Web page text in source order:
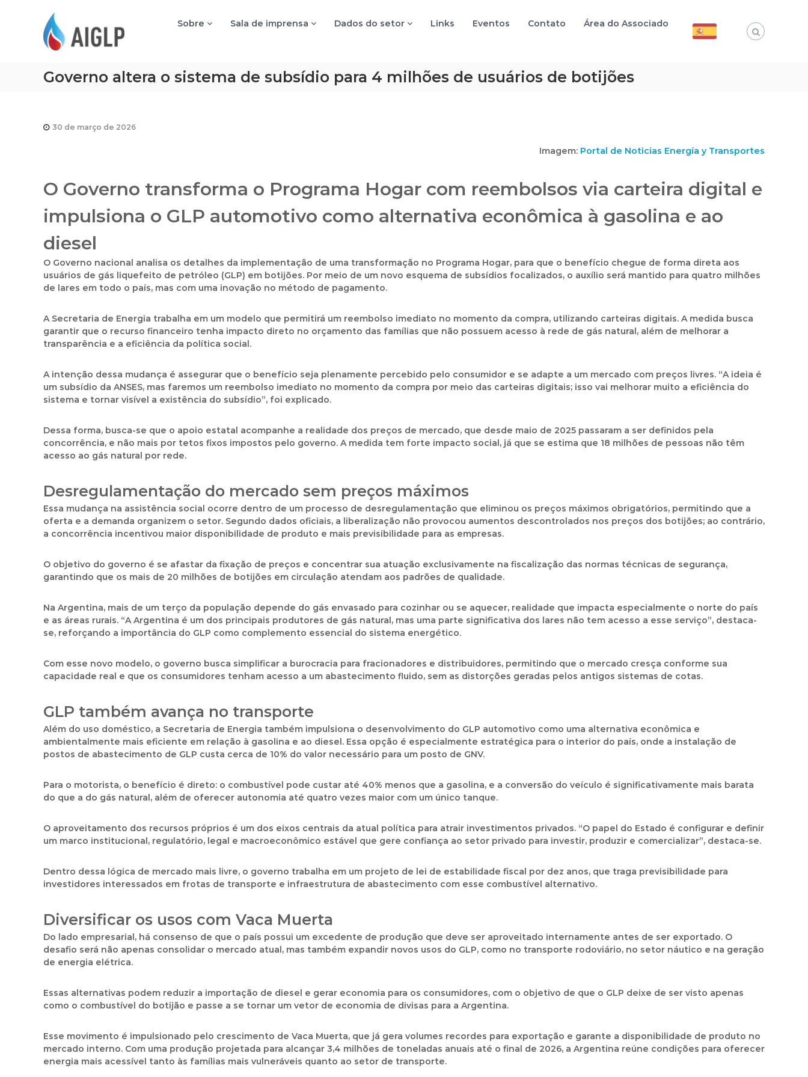
Sobre Sala de imprensa Dados do setor Links Eventos Contato Área do Associado
Governo altera o sistema de subsídio para 4 milhões de usuários de botijões
30 de março de 2026
Imagem: Portal de Noticias Energía y Transportes
O Governo transforma o Programa Hogar com reembolsos via carteira digital e
impulsiona o GLP automotivo como alternativa econômica à gasolina e ao
diesel
O Governo nacional analisa os detalhes da implementação de uma transformação no Programa Hogar, para que o benefício chegue de forma direta aos
usuários de gás liquefeito de petróleo (GLP) em botijões. Por meio de um novo esquema de subsídios focalizados, o auxílio será mantido para quatro milhões
de lares em todo o país, mas com uma inovação no método de pagamento.
A Secretaria de Energia trabalha em um modelo que permitirá um reembolso imediato no momento da compra, utilizando carteiras digitais. A medida busca
garantir que o recurso financeiro tenha impacto direto no orçamento das famílias que não possuem acesso à rede de gás natural, além de melhorar a
transparência e a eficiência da política social.
A intenção dessa mudança é assegurar que o benefício seja plenamente percebido pelo consumidor e se adapte a um mercado com preços livres. “A ideia é
um subsídio da ANSES, mas faremos um reembolso imediato no momento da compra por meio das carteiras digitais; isso vai melhorar muito a eficiência do
sistema e tornar visível a existência do subsídio”, foi explicado.
Dessa forma, busca-se que o apoio estatal acompanhe a realidade dos preços de mercado, que desde maio de 2025 passaram a ser definidos pela
concorrência, e não mais por tetos fixos impostos pelo governo. A medida tem forte impacto social, já que se estima que 18 milhões de pessoas não têm
acesso ao gás natural por rede.
Desregulamentação do mercado sem preços máximos
Essa mudança na assistência social ocorre dentro de um processo de desregulamentação que eliminou os preços máximos obrigatórios, permitindo que a
oferta e a demanda organizem o setor. Segundo dados oficiais, a liberalização não provocou aumentos descontrolados nos preços dos botijões; ao contrário,
a concorrência incentivou maior disponibilidade de produto e mais previsibilidade para as empresas.
O objetivo do governo é se afastar da fixação de preços e concentrar sua atuação exclusivamente na fiscalização das normas técnicas de segurança,
garantindo que os mais de 20 milhões de botijões em circulação atendam aos padrões de qualidade.
Na Argentina, mais de um terço da população depende do gás envasado para cozinhar ou se aquecer, realidade que impacta especialmente o norte do país
e as áreas rurais. “A Argentina é um dos principais produtores de gás natural, mas uma parte significativa dos lares não tem acesso a esse serviço”, destaca-
se, reforçando a importância do GLP como complemento essencial do sistema energético.
Com esse novo modelo, o governo busca simplificar a burocracia para fracionadores e distribuidores, permitindo que o mercado cresça conforme sua
capacidade real e que os consumidores tenham acesso a um abastecimento fluido, sem as distorções geradas pelos antigos sistemas de cotas.
GLP também avança no transporte
Além do uso doméstico, a Secretaria de Energia também impulsiona o desenvolvimento do GLP automotivo como uma alternativa econômica e
ambientalmente mais eficiente em relação à gasolina e ao diesel. Essa opção é especialmente estratégica para o interior do país, onde a instalação de
postos de abastecimento de GLP custa cerca de 10% do valor necessário para um posto de GNV.
Para o motorista, o benefício é direto: o combustível pode custar até 40% menos que a gasolina, e a conversão do veículo é significativamente mais barata
do que a do gás natural, além de oferecer autonomia até quatro vezes maior com um único tanque.
O aproveitamento dos recursos próprios é um dos eixos centrais da atual política para atrair investimentos privados. “O papel do Estado é configurar e definir
um marco institucional, regulatório, legal e macroeconômico estável que gere confiança ao setor privado para investir, produzir e comercializar”, destaca-se.
Dentro dessa lógica de mercado mais livre, o governo trabalha em um projeto de lei de estabilidade fiscal por dez anos, que traga previsibilidade para
investidores interessados em frotas de transporte e infraestrutura de abastecimento com esse combustível alternativo.
Diversificar os usos com Vaca Muerta
Do lado empresarial, há consenso de que o país possui um excedente de produção que deve ser aproveitado internamente antes de ser exportado. O
desafio será não apenas consolidar o mercado atual, mas também expandir novos usos do GLP, como no transporte rodoviário, no setor náutico e na geração
de energia elétrica.
Essas alternativas podem reduzir a importação de diesel e gerar economia para os consumidores, com o objetivo de que o GLP deixe de ser visto apenas
como o combustível do botijão e passe a se tornar um vetor de economia de divisas para a Argentina.
Esse movimento é impulsionado pelo crescimento de Vaca Muerta, que já gera volumes recordes para exportação e garante a disponibilidade de produto no
mercado interno. Com uma produção projetada para alcançar 3,4 milhões de toneladas anuais até o final de 2026, a Argentina reúne condições para oferecer
energia mais acessível tanto às famílias mais vulneráveis quanto ao setor de transporte.